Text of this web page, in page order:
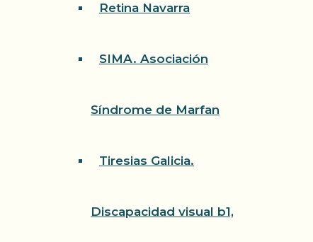
Retina Navarra
SIMA. Asociación
Síndrome de Marfan
Tiresias Galicia.
Discapacidad visual b1,